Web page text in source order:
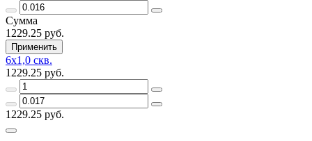
Сумма
1229.25 руб.
Применить
6х1,0 скв.
1229.25 руб.
1229.25 руб.